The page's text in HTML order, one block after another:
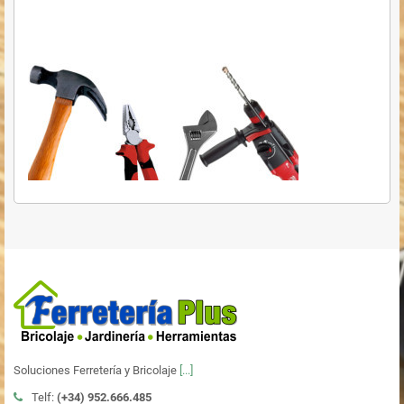
Soluciones Ferretería y Bricolaje [...]
Telf: (+34) 952.666.485